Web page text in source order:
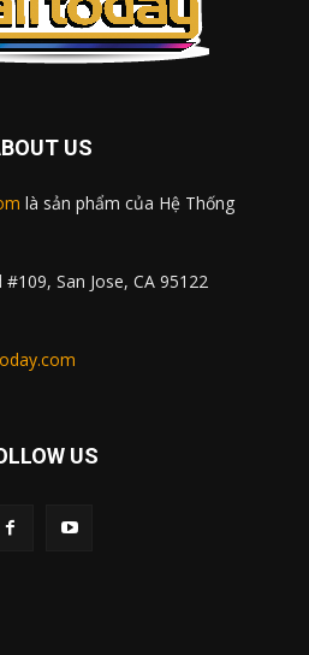
US
là sản phẩm của Hệ Thống
San Jose, CA 95122
US